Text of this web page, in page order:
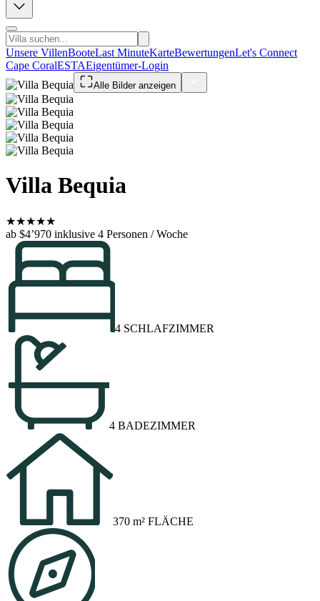
Unsere VillenBooteLast MinuteKarteBewertungenLet's Connect
Cape CoralESTAEigentümer-Login
Alle Bilder anzeigen
Villa Bequia
★★★★★
ab $4’970 inklusive 4 Personen / Woche
4 SCHLAFZIMMER
4 BADEZIMMER
370 m² FLÄCHE